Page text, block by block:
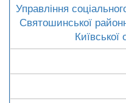
Управління
Святошинської
Київської